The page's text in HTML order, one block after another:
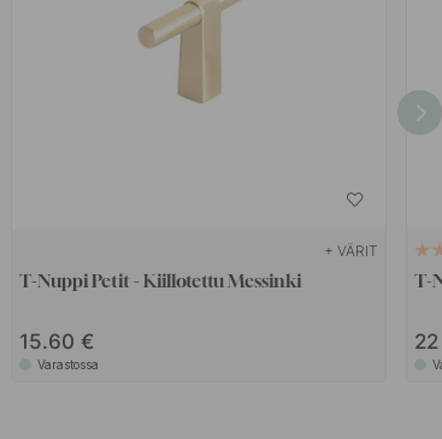
+ VÄRIT
T-Nuppi Petit - Kiillotettu Messinki
15.60
Varastossa
T-